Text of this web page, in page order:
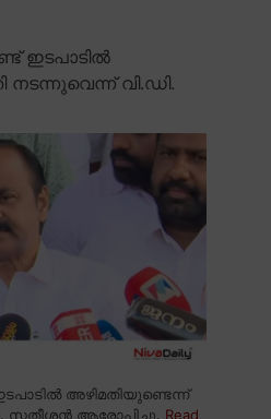
ഇടപാടിൽ
വി.ഡി.
അഴിമതിയുണ്ടെന്ന്
സതീശൻ ആരോപിച്ചു. Read